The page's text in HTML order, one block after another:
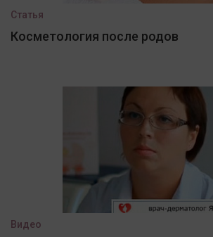
Статья
Косметология после родов
Видео